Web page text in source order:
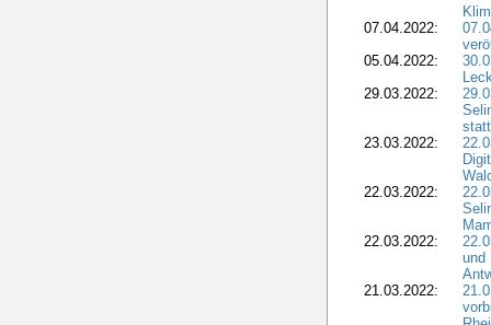
07.04.2022:
05.04.2022:
29.03.2022:
23.03.2022:
22.03.2022:
22.03.2022:
und
21.03.2022: